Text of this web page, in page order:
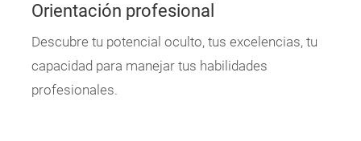
Orientación profesional
Descubre tu potencial oculto, tus excelencias, tu
capacidad para manejar tus habilidades
profesionales.